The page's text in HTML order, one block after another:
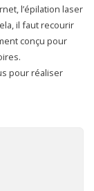
l’épilation laser
il faut recourir
conçu pour
pour réaliser